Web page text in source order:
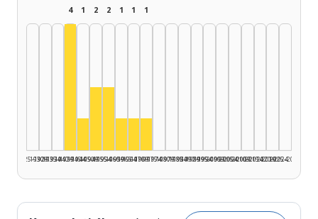
1925–1929
1930–1934
1935–1939
4
1940–1944
1
1945–1949
2
1950–1954
2
1955–1959
1
1960–1964
1
1965–1969
1
1970–1974
1975–1979
1980–1984
1985–1989
1990–1994
1995–1999
2000–2004
2005–2009
2010–2014
2015–2019
2020–2024
2025–2026